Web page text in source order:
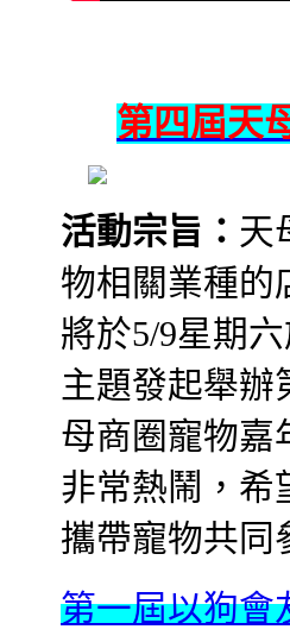
第四屆天
活動宗旨 ： 天
物相關業種的
將於5/9星期
主題發起舉辦
母商圈寵物嘉
非常熱鬧， 希
攜帶寵物共同
第一屆以狗會